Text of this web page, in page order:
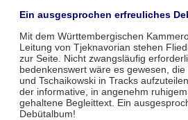
Ein ausgesprochen erfreuliches
Mit dem Württembergischen
Leitung von Tjeknavorian stehen
zur Seite. Nicht zwangsläufig
bedenkenswert wäre es gewesen,
und Tschaikowski in Tracks
der informative, in angenehm
gehaltene Begleittext. Ein
Debütalbum!